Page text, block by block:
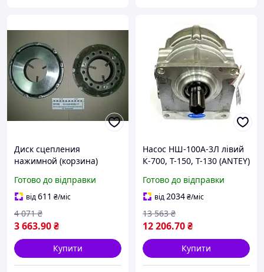
Диск сцепления
нажимной (корзина)
(пр-во SILA AC), 53-
1601090-11
Готово до відправки
від611 ₴/міс
3 663.90₴
4 071 ₴
Купити
Насос НШ-100А-3Л лівий
К-700, Т-150, Т-130 (ANTEY)
НШ-100А-3Л
Готово до відправки
від2034₴/міс
12 206.70₴
13 563 ₴
Купити